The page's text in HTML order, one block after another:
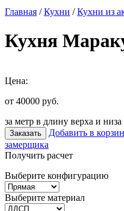
Главная /Кухни /Кухни из
Кухня
Цена:
от 40000 руб.
за метр в длину верха и низа
Заказать Добавить в
замерщика
Получить расчет
Выберите конфигурацию
Выберите материал